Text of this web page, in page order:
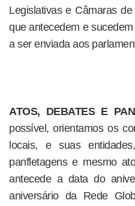
Legislativas e Câmaras
que antecedem e
a ser enviada aos
ATOS, DEBATES E
possível, orientamos os
locais, e suas
panfletagens e mesmo
antecede a data do
aniversário da Rede